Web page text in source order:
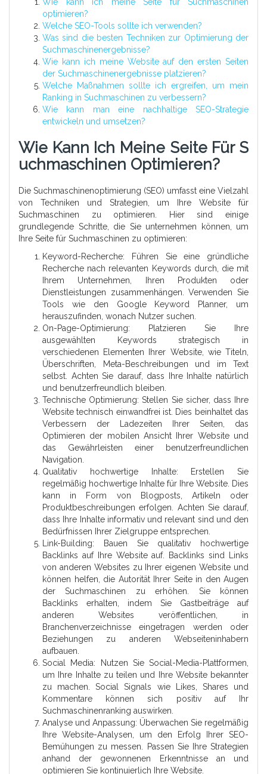
optimieren?
Welche SEO-Tools sollte ich verwenden?
Was sind die besten Techniken zur Optimierung der
Suchmaschinenergebnisse?
Wie kann ich meine Website auf den ersten Seiten
der Suchmaschinenergebnisse platzieren?
Welche Maßnahmen sollte ich ergreifen, um mein
Ranking in Suchmaschinen zu verbessern?
Wie kann man eine nachhaltige SEO-Strategie
entwickeln und umsetzen?
Wie Kann Ich Meine Seite Für S
Uchmaschinen Optimieren?
Die Suchmaschinenoptimierung (SEO) umfasst eine Vielzahl
von Techniken und Strategien, um Ihre Website für
Suchmaschinen zu optimieren. Hier sind einige
grundlegende Schritte, die Sie unternehmen können, um
Ihre Seite für Suchmaschinen zu optimieren:
Keyword-Recherche: Führen Sie eine gründliche
Recherche nach relevanten Keywords durch, die mit
Ihrem Unternehmen, Ihren Produkten oder
Dienstleistungen zusammenhängen. Verwenden Sie
Tools wie den Google Keyword Planner, um
herauszufinden, wonach Nutzer suchen.
On-Page-Optimierung: Platzieren Sie Ihre
ausgewählten Keywords strategisch in
verschiedenen Elementen Ihrer Website, wie Titeln,
Überschriften, Meta-Beschreibungen und im Text
selbst. Achten Sie darauf, dass Ihre Inhalte natürlich
und benutzerfreundlich bleiben.
Technische Optimierung: Stellen Sie sicher, dass Ihre
Website technisch einwandfrei ist. Dies beinhaltet das
Verbessern der Ladezeiten Ihrer Seiten, das
Optimieren der mobilen Ansicht Ihrer Website und
das Gewährleisten einer benutzerfreundlichen
Navigation.
Qualitativ hochwertige Inhalte: Erstellen Sie
regelmäßig hochwertige Inhalte für Ihre Website. Dies
kann in Form von Blogposts, Artikeln oder
Produktbeschreibungen erfolgen. Achten Sie darauf,
dass Ihre Inhalte informativ und relevant sind und den
Bedürfnissen Ihrer Zielgruppe entsprechen.
Link-Building: Bauen Sie qualitativ hochwertige
Backlinks auf Ihre Website auf. Backlinks sind Links
von anderen Websites zu Ihrer eigenen Website und
können helfen, die Autorität Ihrer Seite in den Augen
der Suchmaschinen zu erhöhen. Sie können
Backlinks erhalten, indem Sie Gastbeiträge auf
anderen Websites veröffentlichen, in
Branchenverzeichnisse eingetragen werden oder
Beziehungen zu anderen Webseiteninhabern
aufbauen.
Social Media: Nutzen Sie Social-Media-Plattformen,
um Ihre Inhalte zu teilen und Ihre Website bekannter
zu machen. Social Signals wie Likes, Shares und
Kommentare können sich positiv auf Ihr
Suchmaschinenranking auswirken.
Analyse und Anpassung: Überwachen Sie regelmäßig
Ihre Website-Analysen, um den Erfolg Ihrer SEO-
Bemühungen zu messen. Passen Sie Ihre Strategien
anhand der gewonnenen Erkenntnisse an und
optimieren Sie kontinuierlich Ihre Website.